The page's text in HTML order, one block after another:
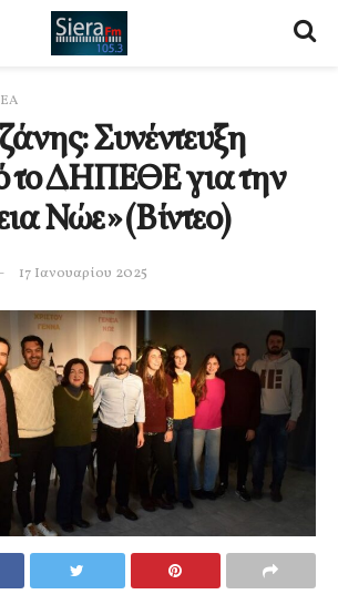
Συνέντευξη
το ΔΗΠΕΘΕ για την
Νώε» (Βίντεο)
17 Ιανουαρίου 2025